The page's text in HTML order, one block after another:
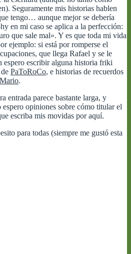
Seguramente mis historias hablen
tengo… aunque mejor se debería
en mi caso se aplica a la perfección:
que sale mal». Y es que toda mi vida
ejemplo: si está por romperse el
que llega Rafael y se le
espero escribir alguna historia friki
PaToRoCo, e historias de recuerdos
Mario.
entrada parece bastante larga, y
opiniones sobre cómo titular el
escriba mis movidas por aquí.
para todas (siempre me gustó esta